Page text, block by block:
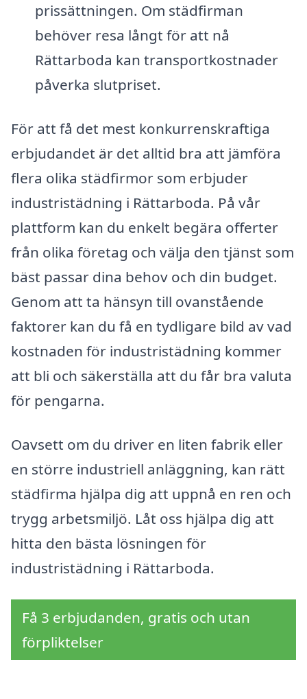
prissättningen. Om städfirman
behöver resa långt för att nå
Rättarboda kan transportkostnader
påverka slutpriset.
För att få det mest konkurrenskraftiga
erbjudandet är det alltid bra att jämföra
flera olika städfirmor som erbjuder
industristädning i Rättarboda. På vår
plattform kan du enkelt begära offerter
från olika företag och välja den tjänst som
bäst passar dina behov och din budget.
Genom att ta hänsyn till ovanstående
faktorer kan du få en tydligare bild av vad
kostnaden för industristädning kommer
att bli och säkerställa att du får bra valuta
för pengarna.
Oavsett om du driver en liten fabrik eller
en större industriell anläggning, kan rätt
städfirma hjälpa dig att uppnå en ren och
trygg arbetsmiljö. Låt oss hjälpa dig att
hitta den bästa lösningen för
industristädning i Rättarboda.
Få 3 erbjudanden, gratis och utan
förpliktelser